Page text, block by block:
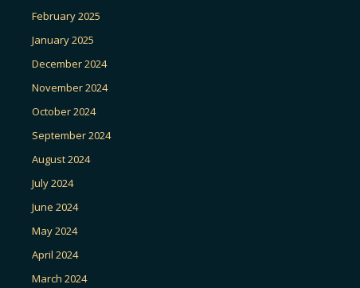
February 2025
January 2025
December 2024
November 2024
October 2024
September 2024
August 2024
July 2024
June 2024
May 2024
April 2024
March 2024